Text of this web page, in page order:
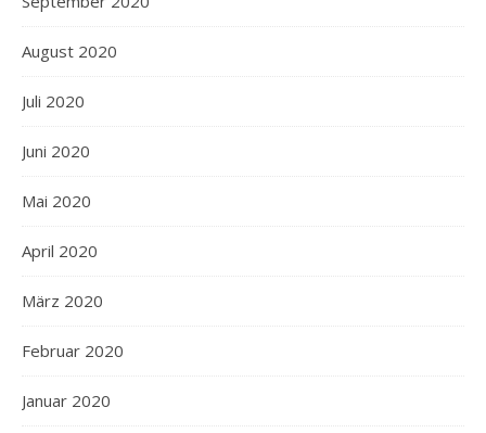
August 2020
Juli 2020
Juni 2020
Mai 2020
April 2020
März 2020
Februar 2020
Januar 2020